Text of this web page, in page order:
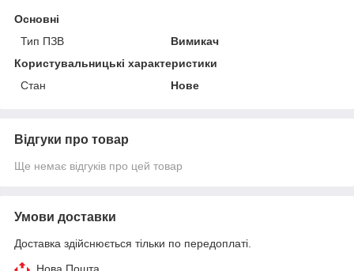
Основні
Тип ПЗВ
Вимикач
Користувальницькі характеристики
Стан
Нове
Відгуки про товар
Ще немає відгуків про цей товар
Умови доставки
Доставка здійснюється тільки по передоплаті.
Нова Пошта